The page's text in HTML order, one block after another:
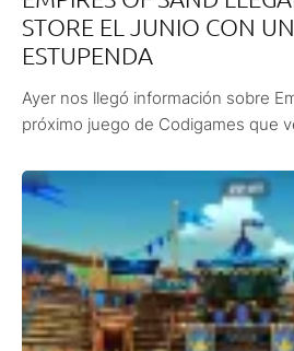
STORE EL JUNIO CON
ESTUPENDA
Ayer nos llegó información sobre
próximo juego de Codigames que